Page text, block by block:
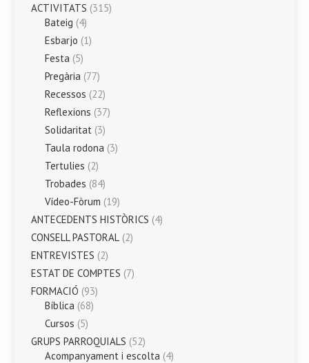
ACTIVITATS (315)
Bateig (4)
Esbarjo (1)
Festa (5)
Pregària (77)
Recessos (22)
Reflexions (37)
Solidaritat (3)
Taula rodona (3)
Tertulies (2)
Trobades (84)
Vídeo-Fòrum (19)
ANTECEDENTS HISTÒRICS (4)
CONSELL PASTORAL (2)
ENTREVISTES (2)
ESTAT DE COMPTES (7)
FORMACIÓ (93)
Bíblica (68)
Cursos (5)
GRUPS PARROQUIALS (52)
Acompanyament i escolta (4)